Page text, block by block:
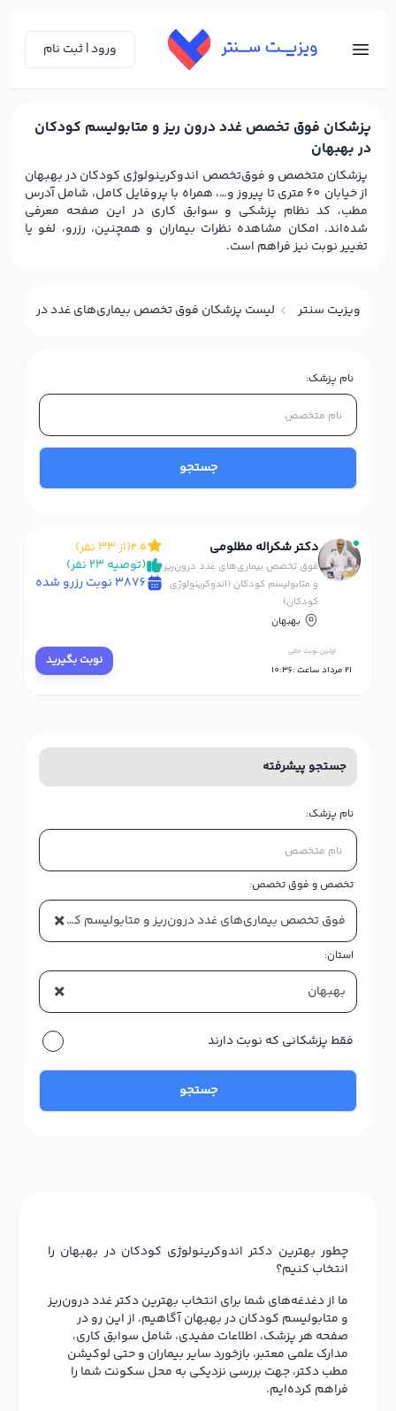
ورود | ثبت نام
پزشکان فوق تخصص غدد درون ریز و متابولیسم کودکان
در بهبهان
پزشکان متخصص و فوق‌تخصص اندوکرینولوژی کودکان در بهبهان
از خیابان 60 متری تا پیروز و…، همراه با پروفایل کامل، شامل آدرس
مطب، کد نظام پزشکی و سوابق کاری در این صفحه معرفی
شده‌اند. امکان مشاهده نظرات بیماران و همچنین، رزرو، لغو یا
تغییر نوبت نیز فراهم است.
ویزیت سنتر لیست پزشکان فوق تخصص بیماری‌های غدد درون‌ریز و
نام پزشک:
جستجو
دکتر شکراله مظلومی
فوق تخصص بیماری‌های غدد درون‌ریز
و متابولیسم کودکان (اندوکرینولوژی
کودکان)
بهبهان
4.5(از 33 نفر)
(توصیه 23 نفر)
3876 نوبت رزرو شده
اولین نوبت خالی
21 مرداد ساعت :10:36
نوبت بگیرید
جستجو پیشرفته
نام پزشک:
تخصص و فوق تخصص:
× فوق تخصص بیماری‌های غدد درون‌ریز و متابولیسم کودکان (اندوکرینولوژی کودکان)
استان:
× بهبهان
فقط پزشکانی که نوبت دارند
جستجو
چطور بهترین دکتر اندوکرینولوژی کودکان در بهبهان را
انتخاب کنیم؟
ما از دغدغه‌های شما برای انتخاب بهترین دکتر غدد درون‌ریز
و متابولیسم کودکان در بهبهان آگاهیم. از این رو در
صفحه هر پزشک، اطلاعات مفیدی، شامل سوابق کاری،
مدارک علمی معتبر، بازخورد سایر بیماران و حتی لوکیشن
مطب دکتر، جهت بررسی نزدیکی به محل سکونت شما را
فراهم کرده‌ایم.